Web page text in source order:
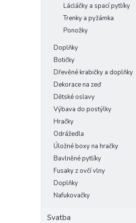
Lácláčky a spací pytlíky
Trenky a pyžámka
Ponožky
Doplňky
Botičky
Dřevěné krabičky a doplňky
Dekorace na zeď
Dětské oslavy
Výbava do postýlky
Hračky
Odrážedla
Úložné boxy na hračky
Bavlněné pytlíky
Fusaky z ovčí vlny
Doplňky
Nafukovačky
Svatba